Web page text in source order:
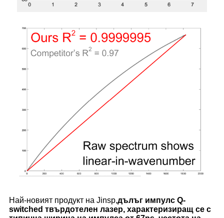
Най-новият продукт на Jinsp,дълъг импулс Q-
switched твърдотелен лазер, характеризиращ се с